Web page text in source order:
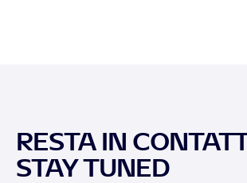
RESTA IN
STAY TUNED